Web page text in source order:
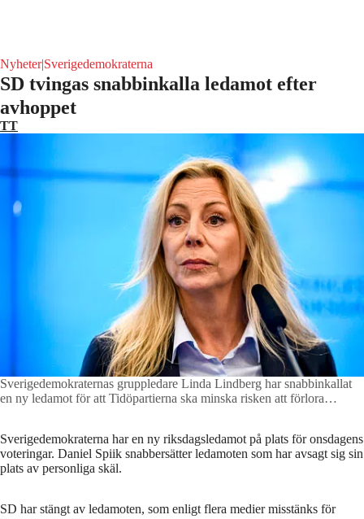
Nyheter|Sverigedemokraterna
SD tvingas snabbinkalla ledamot efter
avhoppet
TT
Sverigedemokraternas gruppledare Linda Lindberg har snabbinkallat
en ny ledamot för att Tidöpartierna ska minska risken att förlora
Sverigedemokraterna har en ny riksdagsledamot på plats för onsdagens
voteringar. Daniel Spiik snabbersätter ledamoten som har avsagt sig sin
plats av personliga skäl.
SD har stängt av ledamoten, som enligt flera medier misstänks för